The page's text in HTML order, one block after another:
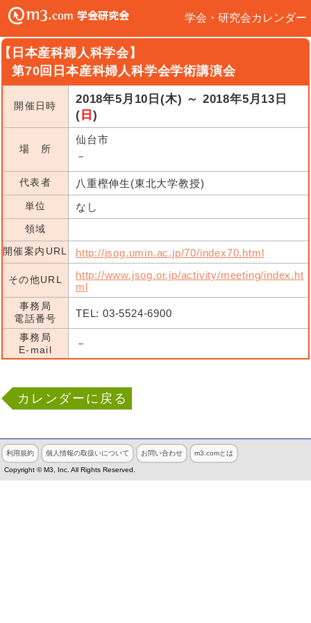
学会・研究会カレンダー
日本産科婦人科学会】
第70回日本産科婦人科学会学術講演会
開催日時
2018年5月10日(木) ～ 2018年5月13日
( 日 )
場 所
仙台市
－
代表者 八重樫伸生(東北大学教授)
単位 なし
領域
開催案内URL
http://jsog.umin.ac.jp/70/index70.html
その他URL
http://www.jsog.or.jp/activity/meeting/index.ht
ml
事務局
電話番号
TEL: 03-5524-6900
事務局
E-mail
－
カレンダーに戻る
利用規約 個人情報の取扱いについて お問い合わせ m3.comとは
Copyright © M3, Inc. All Rights Reserved.